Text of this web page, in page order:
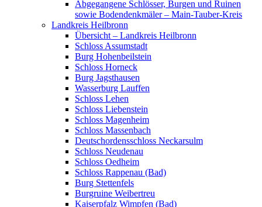
Abgegangene Schlösser, Burgen und Ruinen
sowie Bodendenkmäler – Main-Tauber-Kreis
Landkreis Heilbronn
Übersicht – Landkreis Heilbronn
Schloss Assumstadt
Burg Hohenbeilstein
Schloss Horneck
Burg Jagsthausen
Wasserburg Lauffen
Schloss Lehen
Schloss Liebenstein
Schloss Magenheim
Schloss Massenbach
Deutschordensschloss Neckarsulm
Schloss Neudenau
Schloss Oedheim
Schloss Rappenau (Bad)
Burg Stettenfels
Burgruine Weibertreu
Kaiserpfalz Wimpfen (Bad)